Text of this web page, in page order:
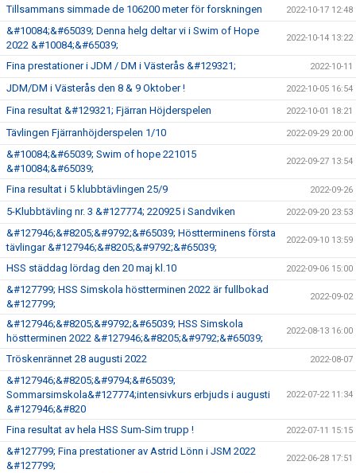
Tillsammans simmade de 106200 meter för forskningen 2022-10-17 12:48
&#10084;&#65039; Denna helg deltar vi i Swim of Hope
2022 &#10084;&#65039;
2022-10-14 13:22
Fina prestationer i JDM / DM i Västerås &#129321; 2022-10-11
JDM/DM i Västerås den 8 & 9 Oktober ! 2022-10-05 16:54
Fina resultat &#129321; Fjärran Höjderspelen 2022-10-01 18:21
Tävlingen Fjärranhöjderspelen 1/10 2022-09-29 20:00
&#10084;&#65039; Swim of hope 221015
&#10084;&#65039;
2022-09-27 13:54
Fina resultat i 5 klubbtävlingen 25/9 2022-09-26
5-Klubbtävling nr. 3 &#127774; 220925 i Sandviken 2022-09-20 23:53
&#127946;&#8205;&#9792;&#65039; Höstterminens första
tävlingar &#127946;&#8205;&#9792;&#65039;
2022-09-10 13:59
HSS städdag lördag den 20 maj kl.10 2022-09-06 15:00
&#127799; HSS Simskola höstterminen 2022 är fullbokad
&#127799;
2022-09-02
&#127946;&#8205;&#9792;&#65039; HSS Simskola
höstterminen 2022 &#127946;&#8205;&#9792;&#65039;
2022-08-13 16:00
Tröskenrännet 28 augusti 2022 2022-08-07
&#127946;&#8205;&#9794;&#65039;
Sommarsimskola&#127774;intensivkurs erbjuds i augusti
&#127946;&#820
2022-07-22 11:34
Fina resultat av hela HSS Sum-Sim trupp ! 2022-07-11 15:15
&#127799; Fina prestationer av Astrid Lönn i JSM 2022
&#127799;
2022-06-28 17:51